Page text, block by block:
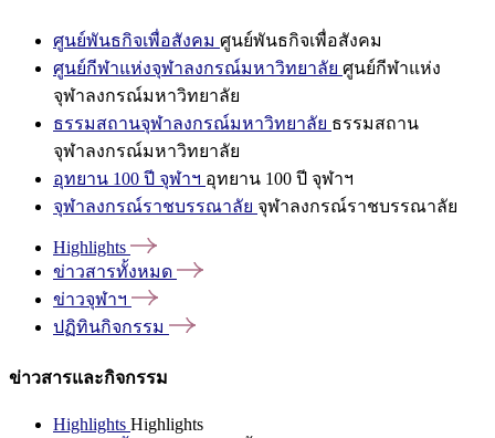
ศูนย์พันธกิจเพื่อสังคม ศูนย์พันธกิจเพื่อสังคม
ศูนย์กีฬาแห่งจุฬาลงกรณ์มหาวิทยาลัย ศูนย์กีฬาแห่ง
จุฬาลงกรณ์มหาวิทยาลัย
ธรรมสถานจุฬาลงกรณ์มหาวิทยาลัย ธรรมสถาน
จุฬาลงกรณ์มหาวิทยาลัย
อุทยาน 100 ปี จุฬาฯ อุทยาน 100 ปี จุฬาฯ
จุฬาลงกรณ์ราชบรรณาลัย จุฬาลงกรณ์ราชบรรณาลัย
Highlights
ข่าวสารทั้งหมด
ข่าวจุฬาฯ
ปฏิทินกิจกรรม
ข่าวสารและกิจกรรม
Highlights Highlights